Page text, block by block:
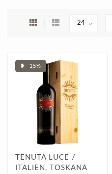
❥ -15%
TENUTA LUCE /
ITALIEN, TOSKANA